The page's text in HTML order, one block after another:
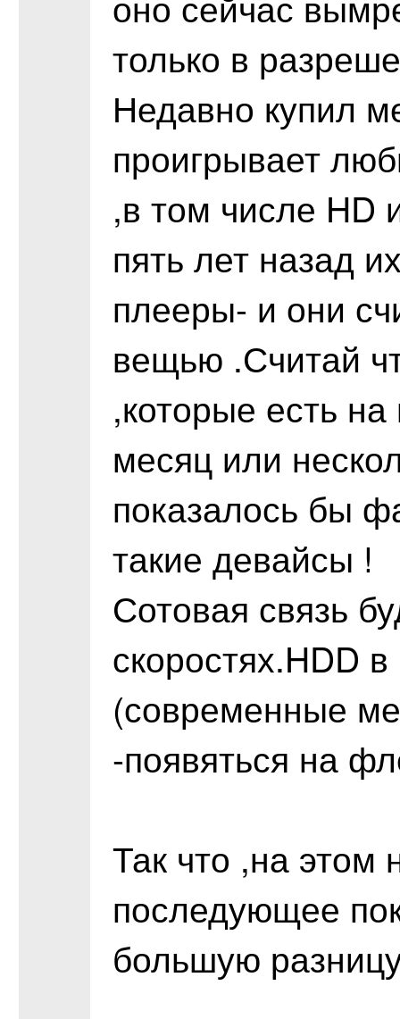
только в
Недавно купил
проигрывает
,в том числе HD
пять лет назад
плееры- и они
вещью .Считай
,которые есть
месяц или
показалось бы
такие девайсы !
Сотовая связь
скоростях.HDD
(современные
-появяться на
Так что ,на этом
последующее
большую